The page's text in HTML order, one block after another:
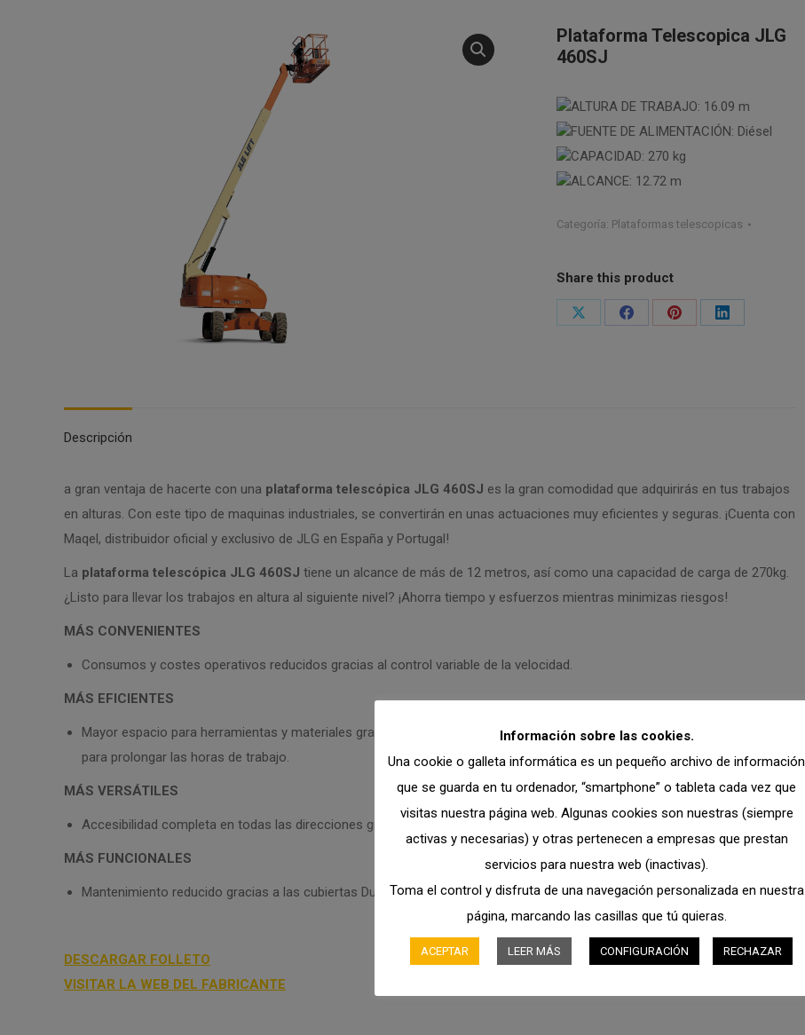
Plataforma Telescopica JLG
460SJ
ALTURA DE TRABAJO: 16.09 m
FUENTE DE ALIMENTACIÓN: Diésel
CAPACIDAD: 270 kg
ALCANCE: 12.72 m
Categoría: Plataformas telescopicas
Share this product
Share
Share
Share
Share
Descripción
a gran ventaja de hacerte con una plataforma telescópica JLG 460SJ es la gran comodidad que adquirirás en tus trabajos
en alturas. Con este tipo de maquinas industriales, se convertirán en unas actuaciones muy eficientes y seguras. ¡Cuenta con
Maqel, distribuidor oficial y exclusivo de JLG en España y Portugal!
La plataforma telescópica JLG 460SJ tiene un alcance de más de 12 metros, así como una capacidad de carga de 270kg.
¿Listo para llevar los trabajos en altura al siguiente nivel? ¡Ahorra tiempo y esfuerzos mientras minimizas riesgos!
MÁS CONVENIENTES
Consumos y costes operativos reducidos gracias al control variable de la velocidad.
MÁS EFICIENTES
Mayor espacio para herramientas y materiales gracias a la capacidad de carga ilimitada de 270 kg, líder en el mercado,
para prolongar las horas de trabajo.
MÁS VERSÁTILES
Accesibilidad completa en todas las direcciones gracias a la rotación continua en 360 grados.
MÁS FUNCIONALES
Mantenimiento reducido gracias a las cubiertas DuraTough de alta resistencia que protegen los componentes.
DESCARGAR FOLLETO
VISITAR LA WEB DEL FABRICANTE
Información sobre las cookies.
Una cookie o galleta informática es un pequeño archivo de información
que se guarda en tu ordenador, “smartphone” o tableta cada vez que
visitas nuestra página web. Algunas cookies son nuestras (siempre
activas y necesarias) y otras pertenecen a empresas que prestan
servicios para nuestra web (inactivas).
Toma el control y disfruta de una navegación personalizada en nuestra
página, marcando las casillas que tú quieras.
ACEPTAR LEER MÁS CONFIGURACIÓN RECHAZAR